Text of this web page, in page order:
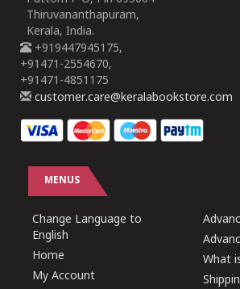
Thiruvananthapuram,
Kerala, India.
+919447945175,
+91471-2554670,
+91471-4851175
customer.care@keralabookstore.com
MENUS
Change Language to
English
Home
My Account
What